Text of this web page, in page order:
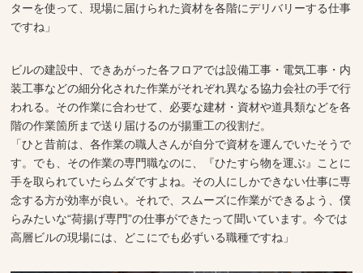
ターを使って、現場に届けられた資材を各階にデリバリーする仕事
ですね」
ビルの建設中、できあがった各フロアでは設備工事・電気工事・内
装工事などの細分化された作業がそれぞれ異なる協力会社の手で行
われる。その作業に合わせて、必要な建材・資材や道具類などを各
階の作業箇所まで送り届けるのが揚重工の役割だ。
「ひと昔前は、各作業の職人さんが自分で資材を運んでいたそうで
す。でも、その作業の専門職なのに、『ひたすら物を運ぶ』ことに
手を取られていたらムダですよね。その人にしかできない仕事に専
念する方が効率が良い。それで、スムーズに作業ができるよう、僕
らみたいな“荷揚げ専門”の仕事ができたって聞いています。今では
高層ビルの現場には、どこにでも必ずいる職種ですね」